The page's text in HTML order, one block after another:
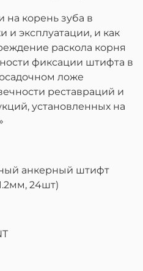
на корень зуба в
и эксплуатации, и как
раскола корня
фиксации штифта в
ложе
реставраций и
установленных на
анкерный штифт
24шт)